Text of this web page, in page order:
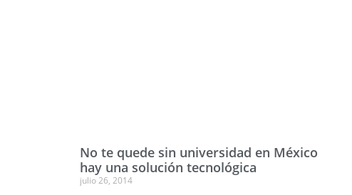
No te quede sin universidad en México
hay una solución tecnológica
julio 26, 2014